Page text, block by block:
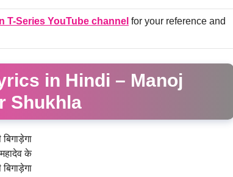
T-Series YouTube channel for your reference and
in Hindi – Manoj
Shukhla
बिगाड़ेगा
के
बिगाड़ेगा